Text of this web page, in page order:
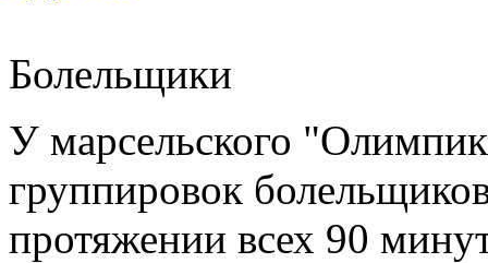
Болельщики
У марсельского
группировок
протяжении всех 90